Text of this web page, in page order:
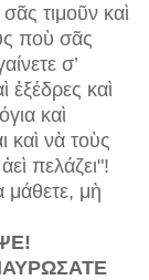
τιμοῦν καὶ
ποὺ σᾶς
σ’
ἐξέδρες καὶ
καὶ
καὶ νὰ τοὺς
πελάζει"!
μάθετε, μὴ